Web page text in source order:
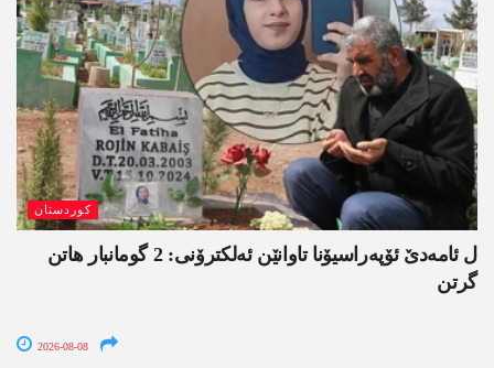
کوردستان
ل ئامەدێ ئۆپەراسیۆنا تاوانێن ئەلکترۆنی: 2 گومانبار ھاتن
گرتن
2026-08-08